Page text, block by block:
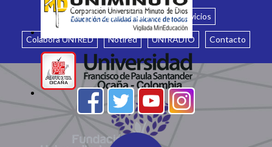
Inicio ¿Quiénes somos? Servicios
Colabora UNIRED Notired UNIRADIO Contacto